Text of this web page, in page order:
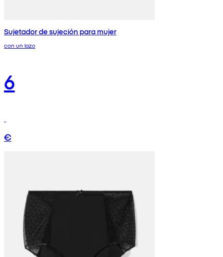
Sujetador de sujeción para mujer
con un lazo
6
€